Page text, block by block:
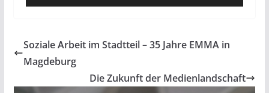
Player
Soziale Arbeit im Stadtteil – 35 Jahre EMMA in
Magdeburg
Die Zukunft der Medienlandschaft